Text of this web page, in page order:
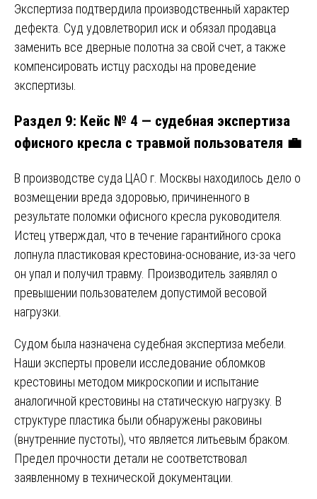
Экспертиза подтвердила производственный характер
дефекта. Суд удовлетворил иск и обязал продавца
заменить все дверные полотна за свой счет, а также
компенсировать истцу расходы на проведение
экспертизы.
Раздел 9: Кейс № 4 — судебная экспертиза
офисного кресла с травмой пользователя 💼
В производстве суда ЦАО г. Москвы находилось дело о
возмещении вреда здоровью, причиненного в
результате поломки офисного кресла руководителя.
Истец утверждал, что в течение гарантийного срока
лопнула пластиковая крестовина-основание, из-за чего
он упал и получил травму. Производитель заявлял о
превышении пользователем допустимой весовой
нагрузки.
Судом была назначена судебная экспертиза мебели.
Наши эксперты провели исследование обломков
крестовины методом микроскопии и испытание
аналогичной крестовины на статическую нагрузку. В
структуре пластика были обнаружены раковины
(внутренние пустоты), что является литьевым браком.
Предел прочности детали не соответствовал
заявленному в технической документации.